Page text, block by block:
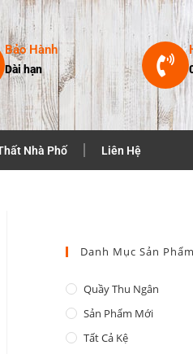
Bảo Hành
Dài hạn
Nhà Phố Liên Hệ
Danh Mục Sản Phẩm
Quầy Thu Ngân
Sản Phẩm Mới
Tất Cả Kệ